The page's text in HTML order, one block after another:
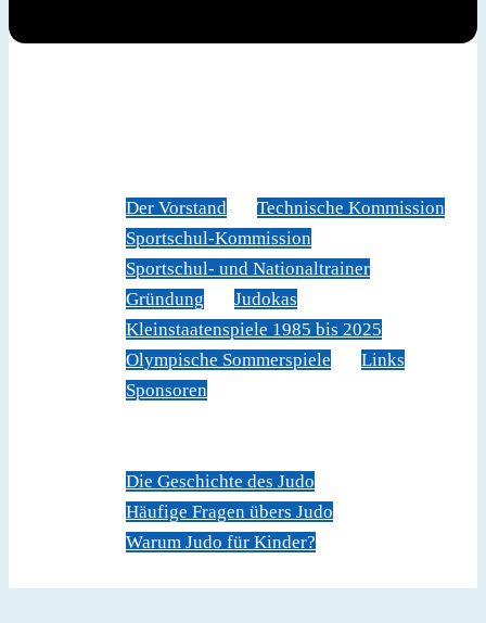
Der Vorstand
Technische Kommission
Sportschul-Kommission
Sportschul- und Nationaltrainer
Gründung
Judokas
Kleinstaatenspiele 1985 bis 2025
Olympische Sommerspiele
Links
Sponsoren
Die Geschichte des Judo
Häufige Fragen übers Judo
Warum Judo für Kinder?